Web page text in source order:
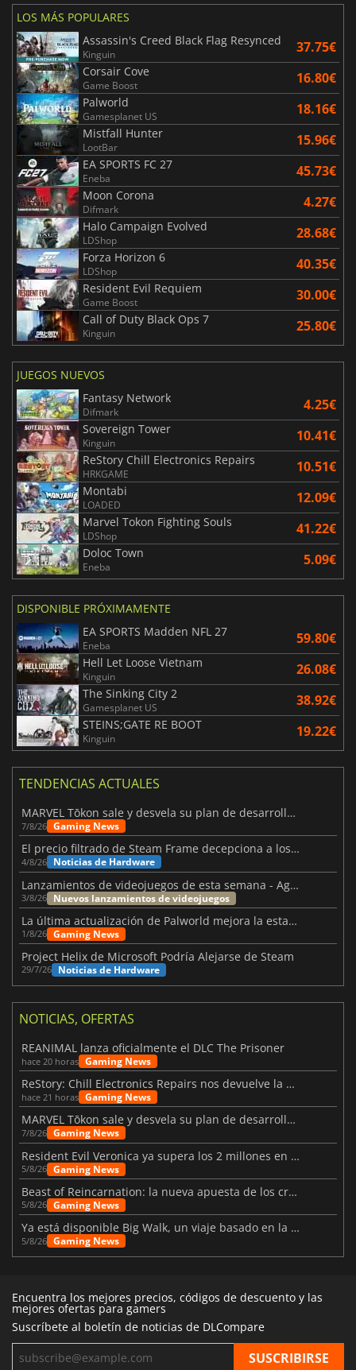
LOS MÁS POPULARES
Assassin's Creed Black Flag Resynced
Kinguin 37.75€
Corsair Cove
Game Boost 16.80€
Palworld
Gamesplanet US 18.16€
Mistfall Hunter
LootBar 15.96€
EA SPORTS FC 27
Eneba 45.73€
Moon Corona
Difmark 4.27€
Halo Campaign Evolved
LDShop 28.68€
Forza Horizon 6
LDShop 40.35€
Resident Evil Requiem
Game Boost 30.00€
Call of Duty Black Ops 7
Kinguin 25.80€
JUEGOS NUEVOS
Fantasy Network
Difmark 4.25€
Sovereign Tower
Kinguin 10.41€
ReStory Chill Electronics Repairs
HRKGAME 10.51€
Montabi
LOADED 12.09€
Marvel Tokon Fighting Souls
LDShop 41.22€
Doloc Town
Eneba 5.09€
DISPONIBLE PRÓXIMAMENTE
EA SPORTS Madden NFL 27
Eneba 59.80€
Hell Let Loose Vietnam
Kinguin 26.08€
The Sinking City 2
Gamesplanet US 38.92€
STEINS;GATE RE BOOT
Kinguin 19.22€
TENDENCIAS ACTUALES
MARVEL Tōkon sale y desvela su plan de desarrollo para el primer año
7/8/26 Gaming News
El precio filtrado de Steam Frame decepciona a los usuarios
4/8/26 Noticias de Hardware
Lanzamientos de videojuegos de esta semana - Agosto de 2026 (semana 32)
3/8/26 Nuevos lanzamientos de videojuegos
La última actualización de Palworld mejora la estabilidad
1/8/26 Gaming News
Project Helix de Microsoft Podría Alejarse de Steam
29/7/26 Noticias de Hardware
NOTICIAS, OFERTAS
REANIMAL lanza oficialmente el DLC The Prisoner
hace 20 horas Gaming News
ReStory: Chill Electronics Repairs nos devuelve la nostalgia de los 2000
hace 21 horas Gaming News
MARVEL Tōkon sale y desvela su plan de desarrollo para el primer año
7/8/26 Gaming News
Resident Evil Veronica ya supera los 2 millones en listas de deseados
5/8/26 Gaming News
Beast of Reincarnation: la nueva apuesta de los creadores de Pokémon
5/8/26 Gaming News
Ya está disponible Big Walk, un viaje basado en la amistad
5/8/26 Gaming News
Encuentra los mejores precios, códigos de descuento y las
mejores ofertas para gamers
Suscríbete al boletín de noticias de DLCompare